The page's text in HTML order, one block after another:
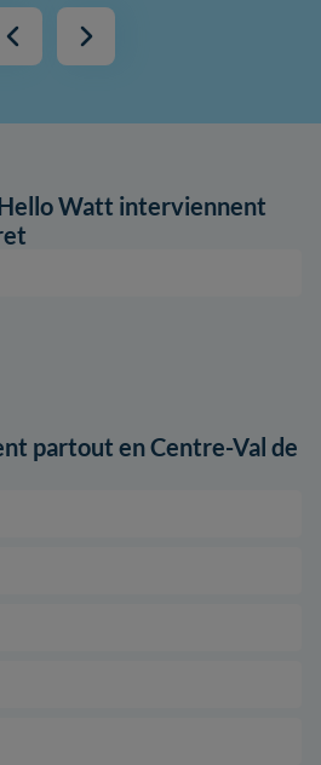
Watt interviennent
partout en Centre-Val de